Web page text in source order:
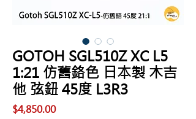
GOTOH SGL510Z XC L5
1:21 仿舊鉻色 日本製 木吉
他 弦鈕 45度 L3R3
$4,850.00價